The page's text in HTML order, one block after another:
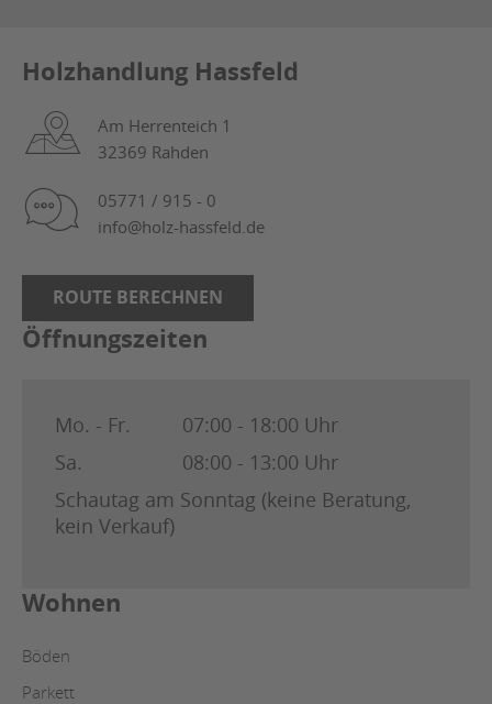
Holzhandlung Hassfeld
Am Herrenteich 1
32369 Rahden
05771 / 915 - 0
info@holz-hassfeld.de
ROUTE BERECHNEN
Öffnungszeiten
Mo. - Fr.
07:00 - 18:00 Uhr
Sa.
08:00 - 13:00 Uhr
Schautag am Sonntag (keine Beratung,
kein Verkauf)
Wohnen
Böden
Parkett